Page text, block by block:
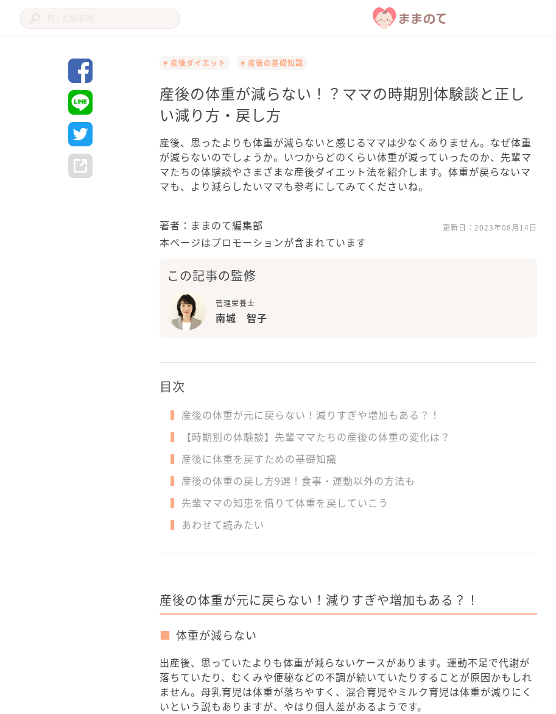
# 産後ダイエット # 産後の基礎知識
産後の体重が減らない！？ママの時期別体験談と正し
い減り方・戻し方
産後、思ったよりも体重が減らないと感じるママは少なくありません。なぜ体重
が減らないのでしょうか。いつからどのくらい体重が減っていったのか、先輩マ
マたちの体験談やさまざまな産後ダイエット法を紹介します。体重が戻らないマ
マも、より減らしたいママも参考にしてみてくださいね。
著者：ままのて編集部 更新日： 2023年08月14日
本ページはプロモーションが含まれています
この記事の監修
管理栄養士
南城 智子
目次
産後の体重が元に戻らない！減りすぎや増加もある？！
【時期別の体験談】先輩ママたちの産後の体重の変化は？
産後に体重を戻すための基礎知識
産後の体重の戻し方9選！食事・運動以外の方法も
先輩ママの知恵を借りて体重を戻していこう
あわせて読みたい
産後の体重が元に戻らない！減りすぎや増加もある？！
体重が減らない
出産後、思っていたよりも体重が減らないケースがあります。運動不足で代謝が
落ちていたり、むくみや便秘などの不調が続いていたりすることが原因かもしれ
ません。母乳育児は体重が落ちやすく、混合育児やミルク育児は体重が減りにく
いという説もありますが、やはり個人差があるようです。